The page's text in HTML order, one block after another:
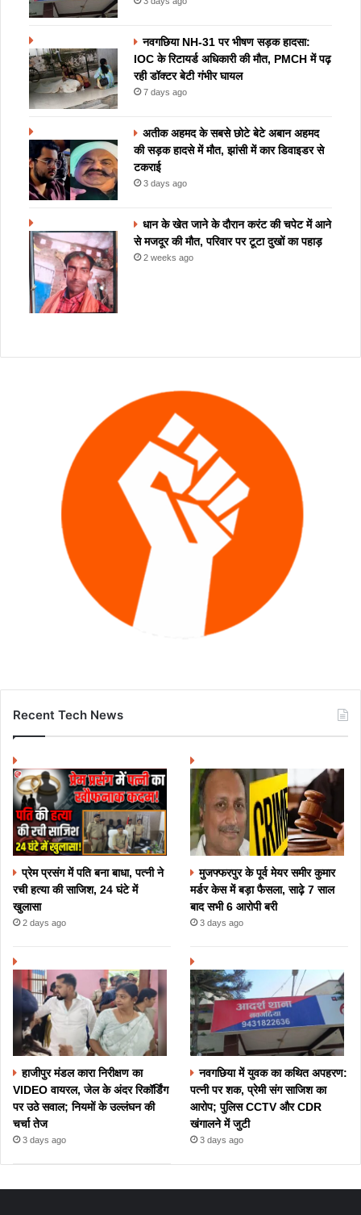
नवगछिया NH-31 पर भीषण सड़क हादसा:
IOC के रिटायर्ड अधिकारी की मौत, PMCH में पढ़
रही डॉक्टर बेटी गंभीर घायल
7 days ago
अतीक अहमद के सबसे छोटे बेटे अबान अहमद
की सड़क हादसे में मौत, झांसी में कार डिवाइडर से
टकराई
3 days ago
धान के खेत जाने के दौरान करंट की चपेट में आने
से मजदूर की मौत, परिवार पर टूटा दुखों का पहाड़
2 weeks ago
Recent Tech News
प्रेम प्रसंग में पति बना बाधा, पत्नी ने
रची हत्या की साजिश, 24 घंटे में
खुलासा
2 days ago
मुजफ्फरपुर के पूर्व मेयर समीर कुमार
मर्डर केस में बड़ा फैसला, साढ़े 7 साल
बाद सभी 6 आरोपी बरी
3 days ago
हाजीपुर मंडल कारा निरीक्षण का
VIDEO वायरल, जेल के अंदर रिकॉर्डिंग
पर उठे सवाल; नियमों के उल्लंघन की
चर्चा तेज
3 days ago
नवगछिया में युवक का कथित अपहरण:
पत्नी पर शक, प्रेमी संग साजिश का
आरोप; पुलिस CCTV और CDR
खंगालने में जुटी
3 days ago